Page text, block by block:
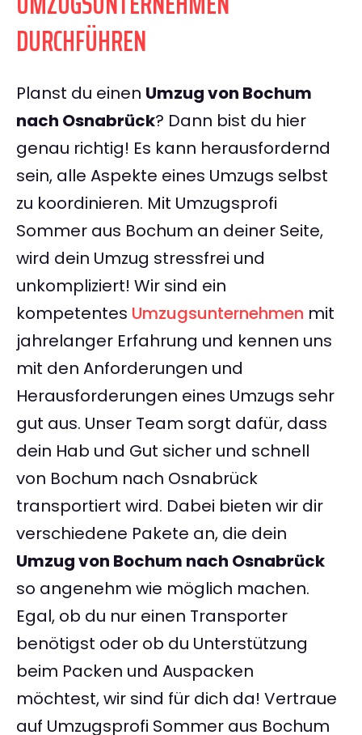
DURCHFÜHREN
Planst du einen Umzug von Bochum
nach Osnabrück? Dann bist du hier
genau richtig! Es kann herausfordernd
sein, alle Aspekte eines Umzugs selbst
zu koordinieren. Mit Umzugsprofi
Sommer aus Bochum an deiner Seite,
wird dein Umzug stressfrei und
unkompliziert! Wir sind ein
kompetentes Umzugsunternehmen mit
jahrelanger Erfahrung und kennen uns
mit den Anforderungen und
Herausforderungen eines Umzugs sehr
gut aus. Unser Team sorgt dafür, dass
dein Hab und Gut sicher und schnell
von Bochum nach Osnabrück
transportiert wird. Dabei bieten wir dir
verschiedene Pakete an, die dein
Umzug von Bochum nach Osnabrück
so angenehm wie möglich machen.
Egal, ob du nur einen Transporter
benötigst oder ob du Unterstützung
beim Packen und Auspacken
möchtest, wir sind für dich da! Vertraue
auf Umzugsprofi Sommer aus Bochum